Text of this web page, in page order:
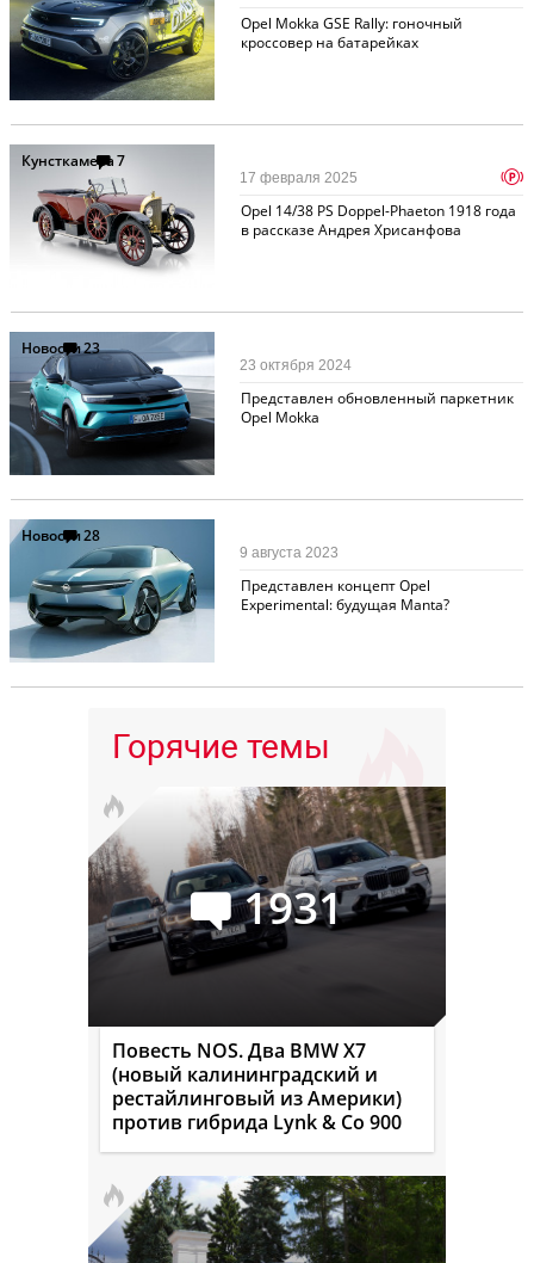
Opel Mokka GSE Rally: гоночный
кроссовер на батарейках
Кунсткамера7
Opel 14/38 PS Doppel-Phaeton 1918 года
в рассказе Андрея Хрисанфова
17 февраля 2025 p
Новости23
Представлен обновленный паркетник
Opel Mokka
23 октября 2024
Новости28
Представлен концепт Opel
Experimental: будущая Manta?
9 августа 2023
Горячие темы
1931
Повесть NOS. Два BMW X7
(новый калининградский и
рестайлинговый из Америки)
против гибрида Lynk & Co 900